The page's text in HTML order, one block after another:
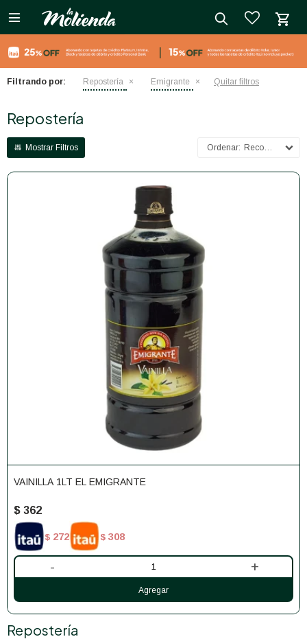

Filtrando por: Repostería Emigrante Quitar filtros
Repostería
Recomendados
VAINILLA 1LT EL EMIGRANTE
$ 362
$ 272 $ 308
- +
Repostería